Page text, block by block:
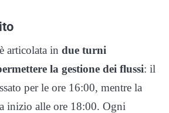
articolata in due turni
la gestione dei flussi: il
per le ore 16:00, mentre la
inizio alle ore 18:00. Ogni